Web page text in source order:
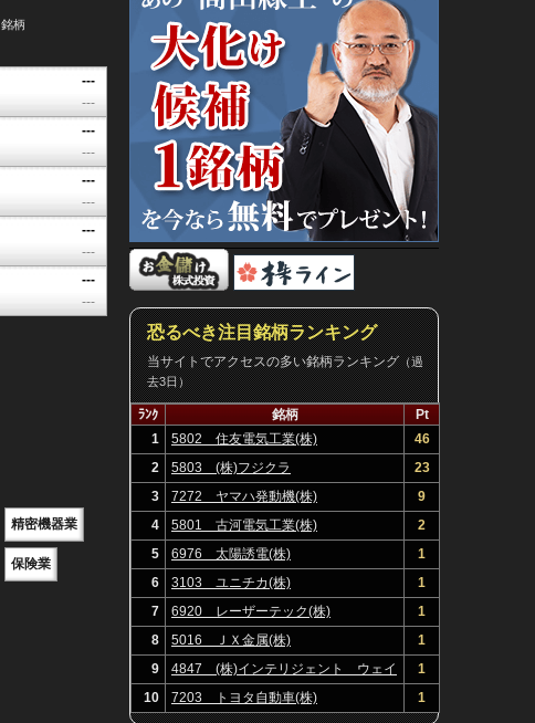
柄
---
---
---
---
---
---
---
---
---
---
精密機器業
保険業
恐るべき注目銘柄ランキング
当サイトでアクセスの多い銘柄ランキング（過
去3日）
ﾗﾝｸ 銘柄
Pt
1
5802 住友電気工業(株)
46
2
5803 (株)フジクラ
23
3
7272 ヤマハ発動機(株)
9
4
5801 古河電気工業(株)
2
5
6976 太陽誘電(株)
1
6
3103 ユニチカ(株)
1
7
6920 レーザーテック(株)
1
8
5016 ＪＸ金属(株)
1
9
4847 (株)インテリジェント ウェイ
ブ
1
10
7203 トヨタ自動車(株) 1